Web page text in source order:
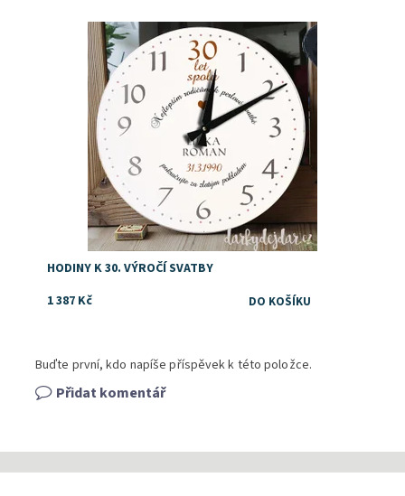
Tip na dárek rodičům k perlové svatbě
Dostupnost:
Skladem
Značka:
DejDar
HODINY K 30. VÝROČÍ SVATBY
1 387 Kč
Buďte první, kdo napíše příspěvek k této položce.
Přidat komentář